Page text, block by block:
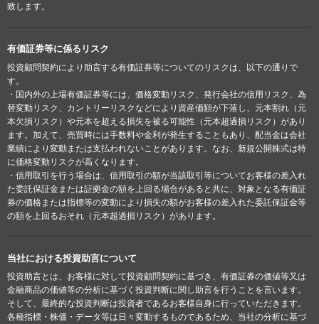
致します。
有価証券等に係るリスク
投資顧問契約により助言する有価証券等についてのリスクは、以下の通りで
す。
・国内外の上場有価証券等には、価格変動リスク、発行会社の信用リスク、為
替変動リスク、カントリーリスクなどにより資産価額が下落し、元本割れ（元
本欠損リスク）や元本を超える損失を被る可能性（元本超過損リスク）があり
ます。加えて、売買時には手数料や金利が発生することもあり、配当金は会社
業績により変動または支払われないことがあります。なお、新規公開株式は特
に価格変動リスクが高くなります。
・信用取引を行う場合は、信用取引の額が当該取引等についてお客様の差入れ
た委託保証金または証拠金の額を上回る場合があると共に、対象となる有価証
券の価格または指標等の変動により損失の額がお客様の差入れた委託保証金等
の額を上回るおそれ（元本超過損リスク）があります。
当社における投資助言について
投資助言とは、お客様に対して投資顧問契約に基づき、有価証券の価値等又は
金融商品の価値等の分析に基づく投資判断に関し助言を行うことを言います。
そして、最終的な投資判断は投資者であるお客様自身に行っていただきます。
各種指標・株価・データ等は日々変動するものであるため、当社の分析に基づ